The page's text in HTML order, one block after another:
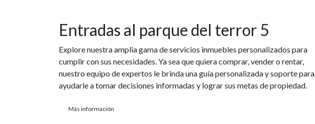
Entradas al parque del terror 5
Explore nuestra amplia gama de servicios inmuebles personalizados para
cumplir con sus necesidades. Ya sea que quiera comprar, vender o rentar,
nuestro equipo de expertos le brinda una guía personalizada y soporte para
ayudarle a tomar decisiones informadas y lograr sus metas de propiedad.
Más información